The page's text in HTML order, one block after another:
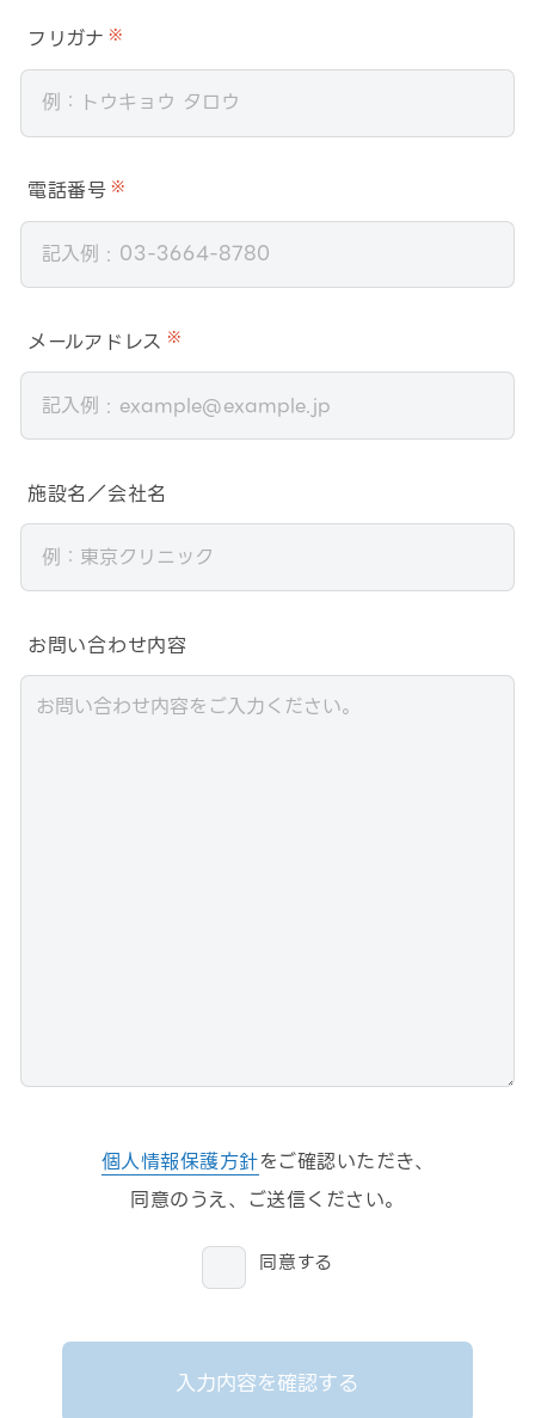
フリガナ ※
電話番号 ※
メールアドレス ※
施設名／会社名
お問い合わせ内容
個人情報保護方針をご確認いただき、
同意のうえ、ご送信ください。
同意する
入力内容を確認する